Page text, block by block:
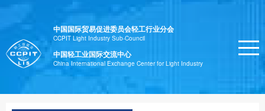
中国国际贸易促进委员会轻工行业分会
CCPIT Light Industry Sub-Council
中国轻工业国际交流中心
China International Exchange Center for Light Industry